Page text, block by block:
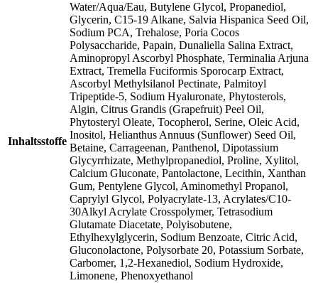
Inhaltsstoffe
Water/Aqua/Eau, Butylene Glycol, Propanediol,
Glycerin, C15-19 Alkane, Salvia Hispanica Seed Oil,
Sodium PCA, Trehalose, Poria Cocos
Polysaccharide, Papain, Dunaliella Salina Extract,
Aminopropyl Ascorbyl Phosphate, Terminalia Arjuna
Extract, Tremella Fuciformis Sporocarp Extract,
Ascorbyl Methylsilanol Pectinate, Palmitoyl
Tripeptide-5, Sodium Hyaluronate, Phytosterols,
Algin, Citrus Grandis (Grapefruit) Peel Oil,
Phytosteryl Oleate, Tocopherol, Serine, Oleic Acid,
Inositol, Helianthus Annuus (Sunflower) Seed Oil,
Betaine, Carrageenan, Panthenol, Dipotassium
Glycyrrhizate, Methylpropanediol, Proline, Xylitol,
Calcium Gluconate, Pantolactone, Lecithin, Xanthan
Gum, Pentylene Glycol, Aminomethyl Propanol,
Caprylyl Glycol, Polyacrylate-13, Acrylates/C10-
30Alkyl Acrylate Crosspolymer, Tetrasodium
Glutamate Diacetate, Polyisobutene,
Ethylhexylglycerin, Sodium Benzoate, Citric Acid,
Gluconolactone, Polysorbate 20, Potassium Sorbate,
Carbomer, 1,2-Hexanediol, Sodium Hydroxide,
Limonene, Phenoxyethanol